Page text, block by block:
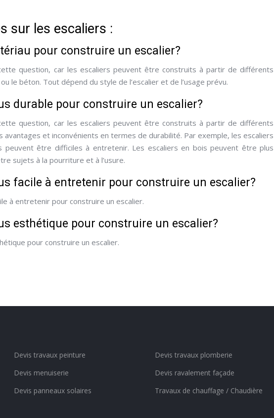
sur les escaliers :
pour construire un escalier?
question, car les escaliers peuvent être construits à partir de différents
le béton. Tout dépend du style de l’escalier et de l’usage prévu.
durable pour construire un escalier?
question, car les escaliers peuvent être construits à partir de différents
avantages et inconvénients en termes de durabilité. Par exemple, les escaliers
peuvent être difficiles à entretenir. Les escaliers en bois peuvent être plus
sujets à la pourriture et à l’usure.
facile à entretenir pour construire un escalier?
à entretenir pour construire un escalier.
esthétique pour construire un escalier?
pour construire un escalier.
Devis travaux peinture
Devis menuiserie
Devis panneaux solaires
Devis travaux plomberie
Devis ravalement façade
Travaux de chauffage / Chaudière